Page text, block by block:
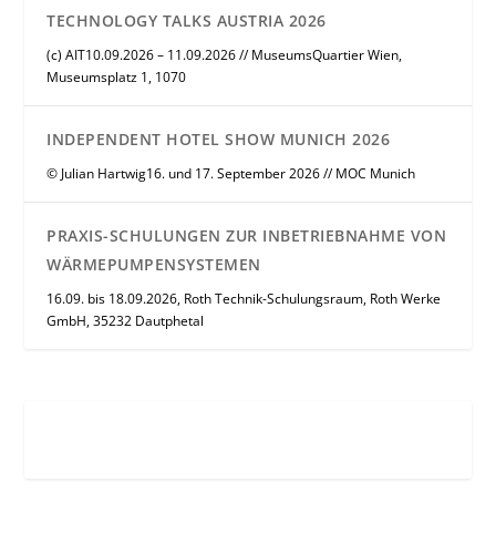
TECHNOLOGY TALKS AUSTRIA 2026
(c) AIT10.09.2026 – 11.09.2026 // MuseumsQuartier Wien,
Museumsplatz 1, 1070
INDEPENDENT HOTEL SHOW MUNICH 2026
© Julian Hartwig16. und 17. September 2026 // MOC Munich
PRAXIS-SCHULUNGEN ZUR INBETRIEBNAHME VON
WÄRMEPUMPENSYSTEMEN
16.09. bis 18.09.2026, Roth Technik-Schulungsraum, Roth Werke
GmbH, 35232 Dautphetal